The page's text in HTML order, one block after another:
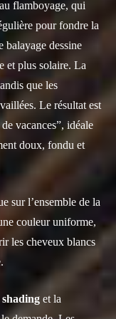
flamboyage, qui
pour fondre la
balayage dessine
et plus solaire. La
que les
Le résultat est
vacances”, idéale
doux, fondu et
sur l’ensemble de la
couleur uniforme,
les cheveux blancs
shading et la